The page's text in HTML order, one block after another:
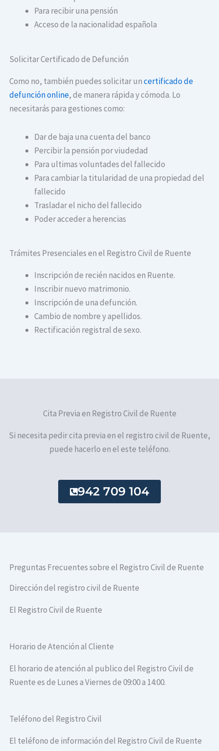
Para recibir una pensión
Acceso de la nacionalidad española
Solicitar Certificado de Defunción
Como no, también puedes solicitar uncertificado de
defunción online, de manera rápida y cómoda. Lo
necesitarás para gestiones como:
Dar de baja una cuenta del banco
Percibir la pensión por viudedad
Para ultimas voluntades del fallecido
Para cambiar la titularidad de una propiedad del
fallecido
Trasladar el nicho del fallecido
Poder acceder a herencias
Trámites Presenciales en el Registro Civil de Ruente
Inscripción de recién nacidos en Ruente.
Inscribir nuevo matrimonio.
Inscripción de una defunción.
Cambio de nombre y apellidos.
Rectificación registral de sexo.
Cita Previa en Registro Civil de Ruente
Si necesita pedir cita previa en el registro civil de Ruente,
puede hacerlo en el este teléfono.
942 709 104
Preguntas Frecuentes sobre el Registro Civil de Ruente
Dirección del registro civil de Ruente
El Registro Civil de Ruente
Horario de Atención al Cliente
El horario de atención al publico del Registro Civil de
Ruente es de Lunes a Viernes de 09:00 a 14:00.
Teléfono del Registro Civil
El teléfono de información del Registro Civil de Ruente